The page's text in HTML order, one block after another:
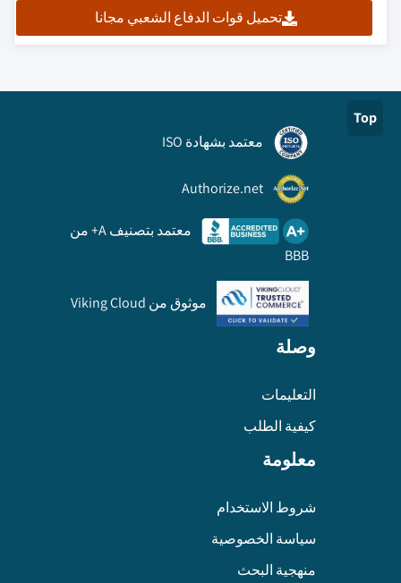
تحميل قوات الدفاع الشعبي مجانا
Top
معتمد بشهادة ISO
Authorize.net
معتمد بتصنيف A+ من
BBB
موثوق من Viking Cloud
وصلة
التعليمات
كيفية الطلب
معلومة
شروط الاستخدام
سياسة الخصوصية
منهجية البحث